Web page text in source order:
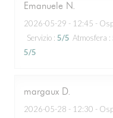
Emanuele N
2026-05-29 - 12:45 -
Servizio : 5/5 Atmosfera :
5/5
margaux D
2026-05-28 - 12:30 -